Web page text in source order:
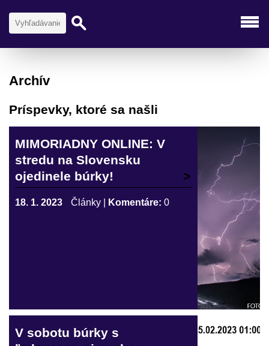
Archív
Príspevky, ktoré sa našli
MIMORIADNY ONLINE: V
stredu na Slovensku
ojedinele búrky!
18. 1. 2023 Články Komentáre: 0
V sobotu búrky s